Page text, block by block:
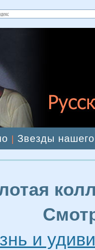
Звезды
и